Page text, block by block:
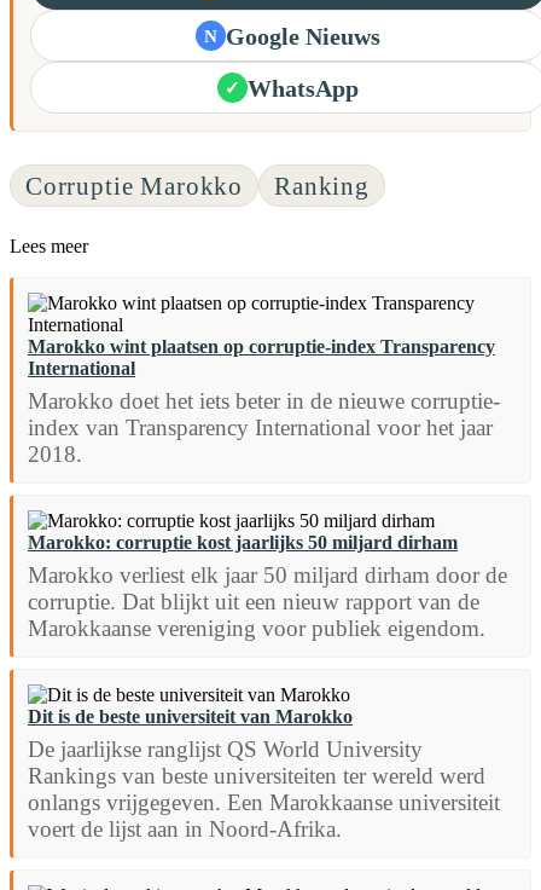
N Google Nieuws
✓ WhatsApp
Corruptie Marokko Ranking
Lees meer
Marokko wint plaatsen op corruptie-index Transparency
International
Marokko doet het iets beter in de nieuwe corruptie-
index van Transparency International voor het jaar
2018.
Marokko: corruptie kost jaarlijks 50 miljard dirham
Marokko verliest elk jaar 50 miljard dirham door de
corruptie. Dat blijkt uit een nieuw rapport van de
Marokkaanse vereniging voor publiek eigendom.
Dit is de beste universiteit van Marokko
De jaarlijkse ranglijst QS World University
Rankings van beste universiteiten ter wereld werd
onlangs vrijgegeven. Een Marokkaanse universiteit
voert de lijst aan in Noord-Afrika.